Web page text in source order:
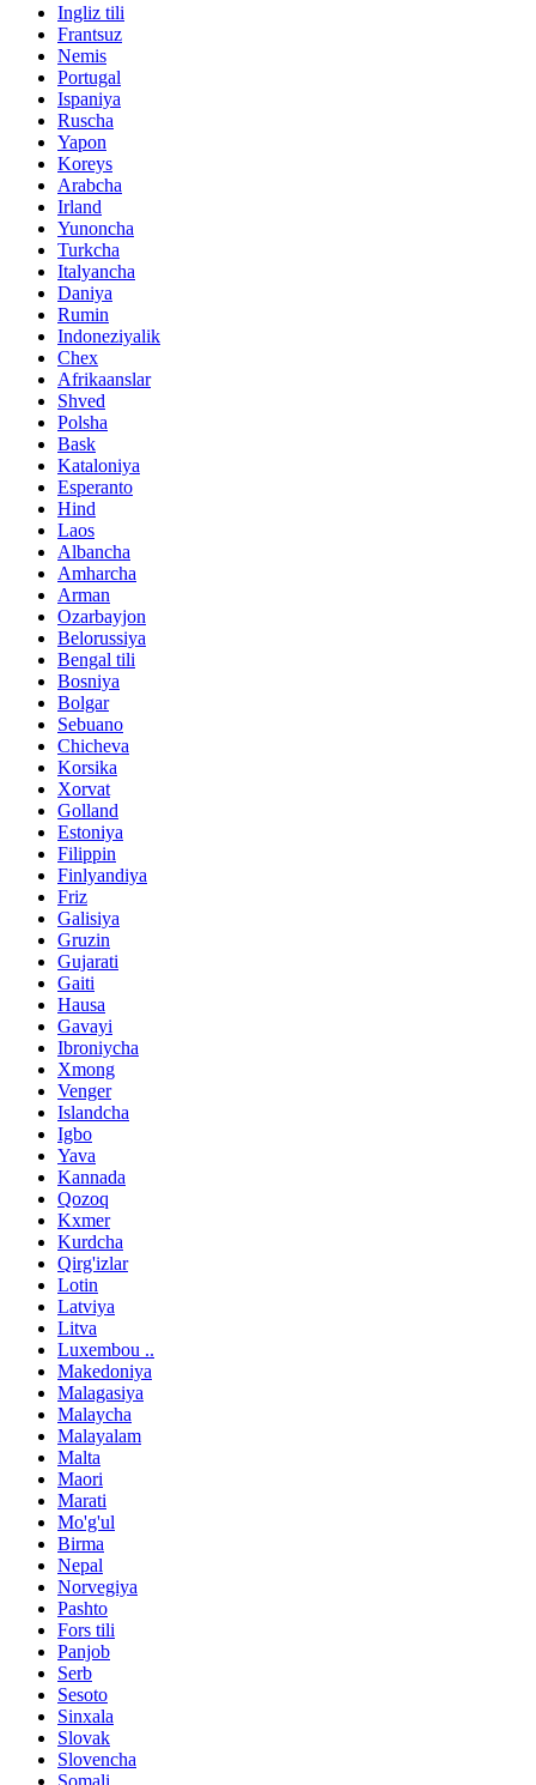
Ingliz tili
Frantsuz
Nemis
Portugal
Ispaniya
Ruscha
Yapon
Koreys
Arabcha
Irland
Yunoncha
Turkcha
Italyancha
Daniya
Rumin
Indoneziyalik
Chex
Afrikaanslar
Shved
Polsha
Bask
Kataloniya
Esperanto
Hind
Laos
Albancha
Amharcha
Arman
Ozarbayjon
Belorussiya
Bengal tili
Bosniya
Bolgar
Sebuano
Chicheva
Korsika
Xorvat
Golland
Estoniya
Filippin
Finlyandiya
Friz
Galisiya
Gruzin
Gujarati
Gaiti
Hausa
Gavayi
Ibroniycha
Xmong
Venger
Islandcha
Igbo
Yava
Kannada
Qozoq
Kxmer
Kurdcha
Qirg'izlar
Lotin
Latviya
Litva
Luxembou ..
Makedoniya
Malagasiya
Malaycha
Malayalam
Malta
Maori
Marati
Mo'g'ul
Birma
Nepal
Norvegiya
Pashto
Fors tili
Panjob
Serb
Sesoto
Sinxala
Slovak
Slovencha
Somali